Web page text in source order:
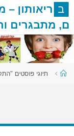
דלגו
לתוכן
ב ריאותון –
ם, מתבגרים ו
עמוד תיוגי פוסטים